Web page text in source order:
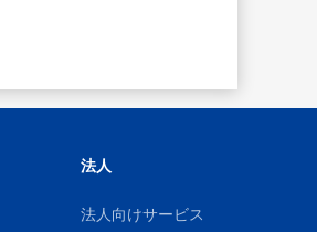
法人
法人向けサービス